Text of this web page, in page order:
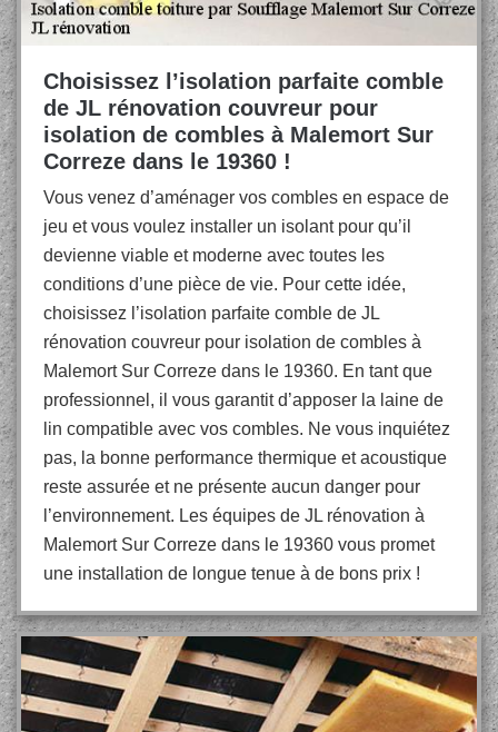
Choisissez l’isolation parfaite comble
de JL rénovation couvreur pour
isolation de combles à Malemort Sur
Correze dans le 19360 !
Vous venez d’aménager vos combles en espace de
jeu et vous voulez installer un isolant pour qu’il
devienne viable et moderne avec toutes les
conditions d’une pièce de vie. Pour cette idée,
choisissez l’isolation parfaite comble de JL
rénovation couvreur pour isolation de combles à
Malemort Sur Correze dans le 19360. En tant que
professionnel, il vous garantit d’apposer la laine de
lin compatible avec vos combles. Ne vous inquiétez
pas, la bonne performance thermique et acoustique
reste assurée et ne présente aucun danger pour
l’environnement. Les équipes de JL rénovation à
Malemort Sur Correze dans le 19360 vous promet
une installation de longue tenue à de bons prix !